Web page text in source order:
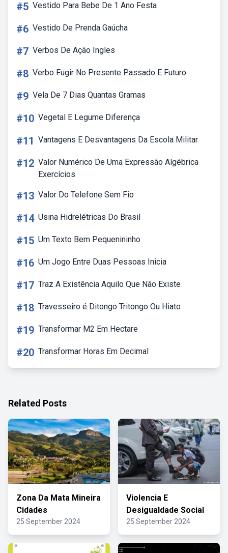
#5 Vestido Para Bebe De 1 Ano Festa
#6 Vestido De Prenda Gaúcha
#7 Verbos De Ação Ingles
#8 Verbo Fugir No Presente Passado E Futuro
#9 Vela De 7 Dias Quantas Gramas
#10 Vegetal E Legume Diferença
#11 Vantagens E Desvantagens Da Escola Militar
#12 Valor Numérico De Uma Expressão Algébrica
Exercícios
#13 Valor Do Telefone Sem Fio
#14 Usina Hidrelétricas Do Brasil
#15 Um Texto Bem Pequenininho
#16 Um Jogo Entre Duas Pessoas Inicia
#17 Traz A Existência Aquilo Que Não Existe
#18 Travesseiro é Ditongo Tritongo Ou Hiato
#19 Transformar M2 Em Hectare
#20 Transformar Horas Em Decimal
Related Posts
Zona Da Mata Mineira
Cidades
25 September 2024
Violencia E
Desigualdade Social
25 September 2024